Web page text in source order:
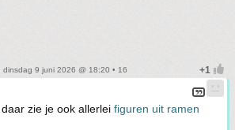
dinsdag 9 juni 2026 @ 18:20 • 16
zie je ook allerlei figuren uit ramen